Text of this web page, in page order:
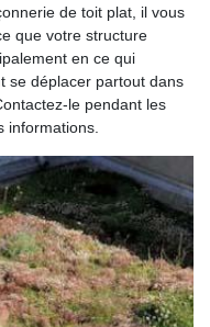
de toit plat, il vous
que votre structure
en ce qui
se déplacer partout dans
le pendant les
informations.